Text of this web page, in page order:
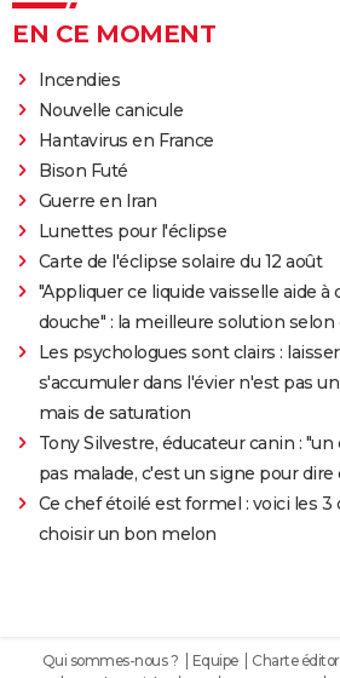
EN CE MOMENT
Incendies
Nouvelle canicule
Hantavirus en France
Bison Futé
Guerre en Iran
Lunettes pour l'éclipse
Carte de l'éclipse solaire du 12 août
"Appliquer ce liquide vaisselle aide à
douche" : la meilleure solution
Les psychologues sont clairs :
s'accumuler dans l'évier n'est pas
mais de saturation
Tony Silvestre, éducateur canin :
pas malade, c'est un signe pour
Ce chef étoilé est formel : voici les 3
choisir un bon melon
Qui sommes-nous ? Equipe Charte